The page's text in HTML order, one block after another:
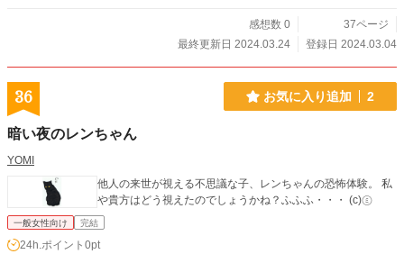
感想数 0
37ページ
最終更新日 2024.03.24
登録日 2024.03.04
36 お気に入り追加 2
暗い夜のレンちゃん
YOMI
他人の来世が視える不思議な子、レンちゃんの恐怖体験。 私
や貴方はどう視えたのでしょうかね？ふふふ・・・ (c)㋯
一般女性向け 完結
24h.ポイント 0pt